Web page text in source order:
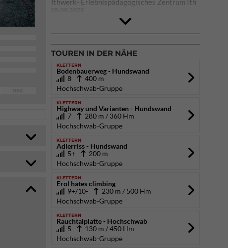
Ithwerk- Erlebnispädagogisches Zentrum Ith
DAV Kletter- & Boulderzentrum München
Süd (Thalkirchen)
TOUREN IN DER NÄHE
KLETTERN
Bodenbauerweg - Hundswand
8
400 m
Hochschwab-Gruppe
KLETTERN
Highway und Varianten - Hundswand
7
280 m / 360 Hm
Hochschwab-Gruppe
KLETTERN
Adlerriss - Hundswand
5+
200 m
Hochschwab-Gruppe
KLETTERN
Erol hates climbing
9+/10-
230 m / 500 Hm
Hochschwab-Gruppe
KLETTERN
Rauchtalplatte - Hochschwab
5
130 m / 450 Hm
Hochschwab-Gruppe